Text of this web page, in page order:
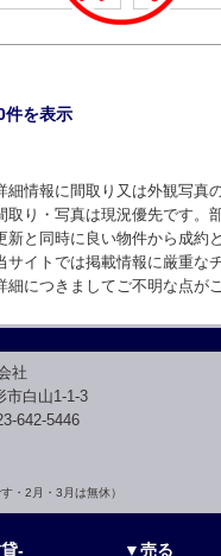
件を表示
細情報に間取り又は外観写真
取り・写真は現況優先です。
新と同時に良い物件から成約
サイトでは掲載情報に厳重な
細につきましてご不明な点が
社
市白山1-1-3
642-5446
・2月・3月は無休）
- ▼売る